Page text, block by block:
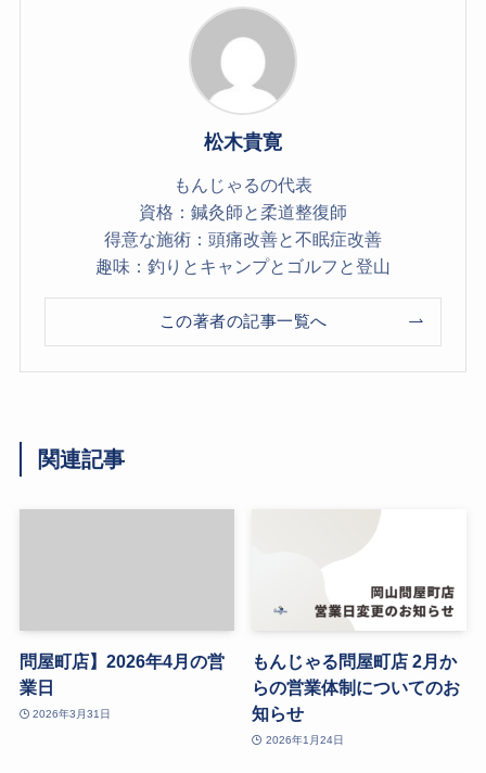
松木貴寛
もんじゃるの代表
資格：鍼灸師と柔道整復師
得意な施術：頭痛改善と不眠症改善
趣味：釣りとキャンプとゴルフと登山
この著者の記事一覧へ
関連記事
問屋町店】2026年4月の営
業日
2026年3月31日
もんじゃる問屋町店 2月か
らの営業体制についてのお
知らせ
2026年1月24日